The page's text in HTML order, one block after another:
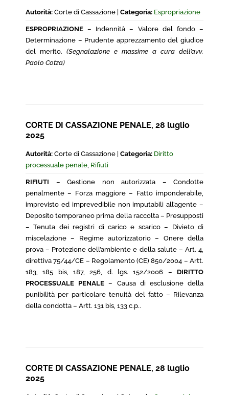
Autorità: Corte di Cassazione | Categoria: Espropriazione
ESPROPRIAZIONE – Indennità – Valore del fondo –
Determinazione – Prudente apprezzamento del giudice
del merito. (Segnalazione e massime a cura dell’avv.
Paolo Cotza)
CORTE DI CASSAZIONE PENALE, 28 luglio
2025
Autorità: Corte di Cassazione | Categoria: Diritto
processuale penale, Rifiuti
RIFIUTI – Gestione non autorizzata – Condotte
penalmente – Forza maggiore – Fatto imponderabile,
imprevisto ed imprevedibile non imputabili all’agente –
Deposito temporaneo prima della raccolta – Presupposti
– Tenuta dei registri di carico e scarico – Divieto di
miscelazione – Regime autorizzatorio – Onere della
prova – Protezione dell’ambiente e della salute – Art. 4,
direttiva 75/44/CE – Regolamento (CE) 850/2004 – Artt.
183, 185 bis, 187, 256, d. lgs. 152/2006 – DIRITTO
PROCESSUALE PENALE – Causa di esclusione della
punibilità per particolare tenuità del fatto – Rilevanza
della condotta – Artt. 131 bis, 133 c.p..
CORTE DI CASSAZIONE PENALE, 28 luglio
2025